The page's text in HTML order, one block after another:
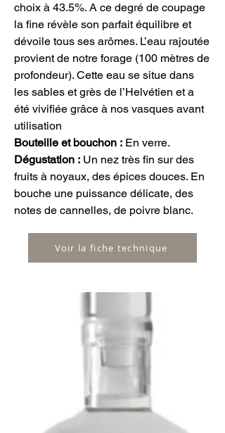
choix à 43.5%. A ce degré de coupage
la fine révèle son parfait équilibre et
dévoile tous ses arômes. L’eau rajoutée
provient de notre forage (100 mètres de
profondeur). Cette eau se situe dans
les sables et grès de l’Helvétien et a
été vivifiée grâce à nos vasques avant
utilisation
Bouteille et bouchon : En verre.
Dégustation : Un nez très fin sur des
fruits à noyaux, des épices douces. En
bouche une puissance délicate, des
notes de cannelles, de poivre blanc.
Voir la fiche technique